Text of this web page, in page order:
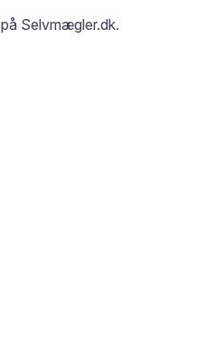
på Selvmægler.dk.